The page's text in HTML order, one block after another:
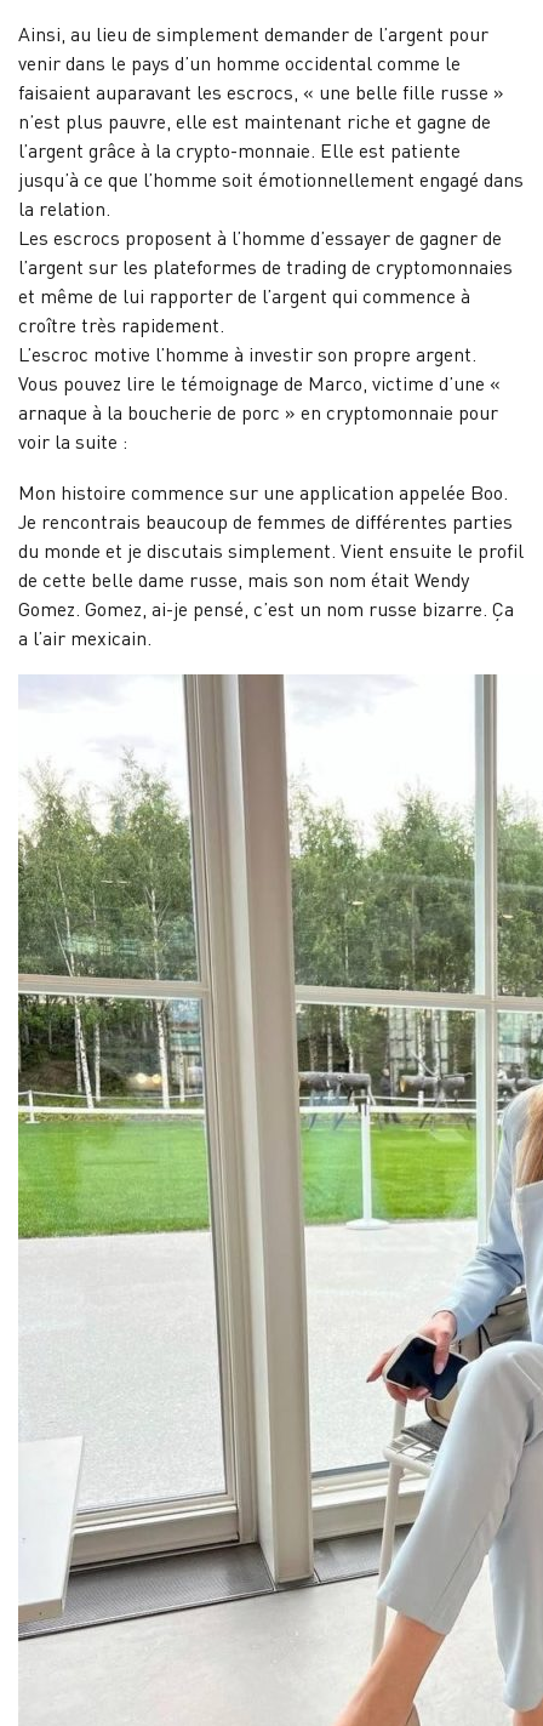
Ainsi, au lieu de simplement demander de l’argent pour
venir dans le pays d’un homme occidental comme le
faisaient auparavant les escrocs, « une belle fille russe »
n’est plus pauvre, elle est maintenant riche et gagne de
l’argent grâce à la crypto-monnaie. Elle est patiente
jusqu’à ce que l’homme soit émotionnellement engagé dans
la relation.
Les escrocs proposent à l’homme d’essayer de gagner de
l’argent sur les plateformes de trading de cryptomonnaies
et même de lui rapporter de l’argent qui commence à
croître très rapidement.
L’escroc motive l’homme à investir son propre argent.
Vous pouvez lire le témoignage de Marco, victime d’une «
arnaque à la boucherie de porc » en cryptomonnaie pour
voir la suite :
Mon histoire commence sur une application appelée Boo.
Je rencontrais beaucoup de femmes de différentes parties
du monde et je discutais simplement. Vient ensuite le profil
de cette belle dame russe, mais son nom était Wendy
Gomez. Gomez, ai-je pensé, c’est un nom russe bizarre. Ça
a l’air mexicain.